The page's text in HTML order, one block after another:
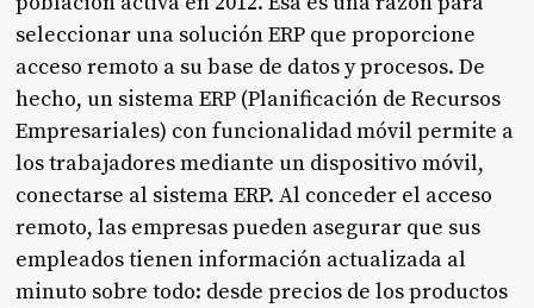
seleccionar una solución ERP que proporcione
acceso remoto a su base de datos y procesos. De
hecho, un sistema ERP (Planificación de Recursos
Empresariales) con funcionalidad móvil permite a
los trabajadores mediante un dispositivo móvil,
conectarse al sistema ERP. Al conceder el acceso
remoto, las empresas pueden asegurar que sus
empleados tienen información actualizada al
minuto sobre todo: desde precios de los productos